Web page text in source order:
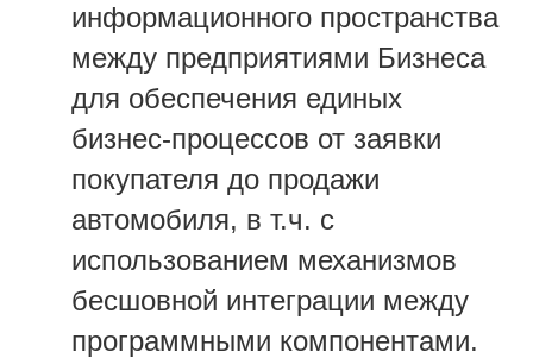
информационного пространства
между предприятиями Бизнеса
для обеспечения единых
бизнес-процессов от заявки
покупателя до продажи
автомобиля, в т.ч. с
использованием механизмов
бесшовной интеграции между
программными компонентами.